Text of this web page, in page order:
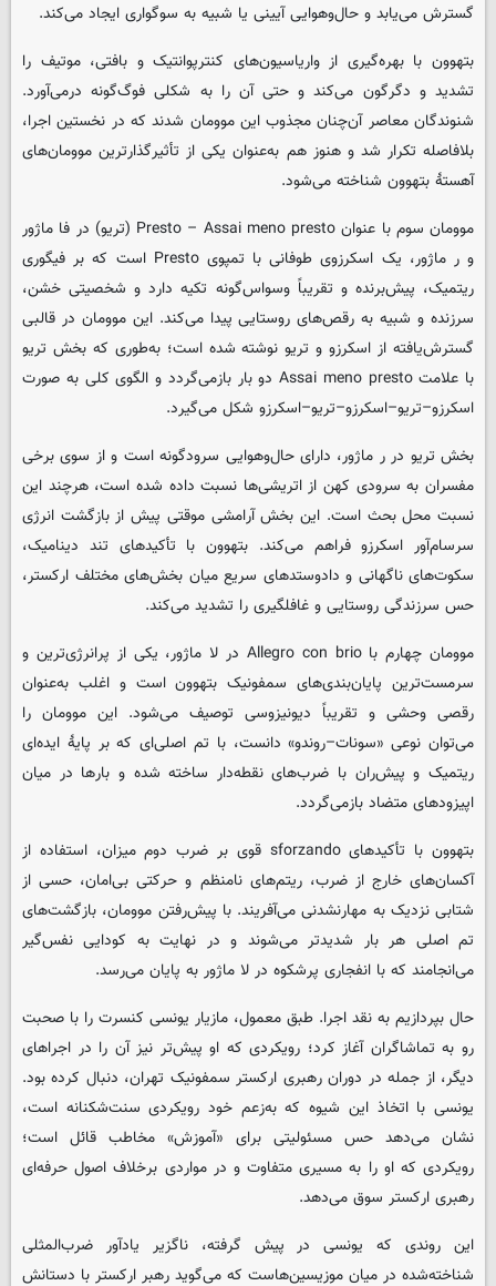
گسترش می‌یابد و حال‌وهوایی آیینی یا شبیه به سوگواری ایجاد می‌کند.
بتهوون با بهره‌گیری از واریاسیون‌های کنترپوانتیک و بافتی، موتیف را
تشدید و دگرگون می‌کند و حتی آن را به شکلی فوگ‌گونه درمی‌آورد.
شنوندگان معاصر آن‌چنان مجذوب این موومان شدند که در نخستین اجرا،
بلافاصله تکرار شد و هنوز هم به‌عنوان یکی از تأثیرگذارترین موومان‌های
آهستهٔ بتهوون شناخته می‌شود.
موومان سوم با عنوان Presto – Assai meno presto (تریو) در فا ماژور
و ر ماژور، یک اسکرزوی طوفانی با تمپوی Presto است که بر فیگوری
ریتمیک، پیش‌برنده و تقریباً وسواس‌گونه تکیه دارد و شخصیتی خشن،
سرزنده و شبیه به رقص‌های روستایی پیدا می‌کند. این موومان در قالبی
گسترش‌یافته از اسکرزو و تریو نوشته شده است؛ به‌طوری که بخش تریو
با علامت Assai meno presto دو بار بازمی‌گردد و الگوی کلی به صورت
اسکرزو–تریو–اسکرزو–تریو–اسکرزو شکل می‌گیرد.
بخش تریو در ر ماژور، دارای حال‌وهوایی سرودگونه است و از سوی برخی
مفسران به سرودی کهن از اتریشی‌ها نسبت داده شده است، هرچند این
نسبت محل بحث است. این بخش آرامشی موقتی پیش از بازگشت انرژی
سرسام‌آور اسکرزو فراهم می‌کند. بتهوون با تأکیدهای تند دینامیک،
سکوت‌های ناگهانی و دادوستدهای سریع میان بخش‌های مختلف ارکستر،
حس سرزندگی روستایی و غافلگیری را تشدید می‌کند.
موومان چهارم با Allegro con brio در لا ماژور، یکی از پرانرژی‌ترین و
سرمست‌ترین پایان‌بندی‌های سمفونیک بتهوون است و اغلب به‌عنوان
رقصی وحشی و تقریباً دیونیزوسی توصیف می‌شود. این موومان را
می‌توان نوعی «سونات–روندو» دانست، با تم اصلی‌ای که بر پایهٔ ایده‌ای
ریتمیک و پیش‌ران با ضرب‌های نقطه‌دار ساخته شده و بارها در میان
اپیزودهای متضاد بازمی‌گردد.
بتهوون با تأکیدهای sforzando قوی بر ضرب دوم میزان، استفاده از
آکسان‌های خارج از ضرب، ریتم‌های نامنظم و حرکتی بی‌امان، حسی از
شتابی نزدیک به مهارنشدنی می‌آفریند. با پیش‌رفتن موومان، بازگشت‌های
تم اصلی هر بار شدیدتر می‌شوند و در نهایت به کودایی نفس‌گیر
می‌انجامند که با انفجاری پرشکوه در لا ماژور به پایان می‌رسد.
حال بپردازیم به نقد اجرا. طبق معمول، مازیار یونسی کنسرت را با صحبت
رو به تماشاگران آغاز کرد؛ رویکردی که او پیش‌تر نیز آن را در اجراهای
دیگر، از جمله در دوران رهبری ارکستر سمفونیک تهران، دنبال کرده بود.
یونسی با اتخاذ این شیوه که به‌زعم خود رویکردی سنت‌شکنانه است،
نشان می‌دهد حس مسئولیتی برای «آموزش» مخاطب قائل است؛
رویکردی که او را به مسیری متفاوت و در مواردی برخلاف اصول حرفه‌ای
رهبری ارکستر سوق می‌دهد.
این روندی که یونسی در پیش گرفته، ناگزیر یادآور ضرب‌المثلی
شناخته‌شده در میان موزیسین‌هاست که می‌گوید رهبر ارکستر با دستانش